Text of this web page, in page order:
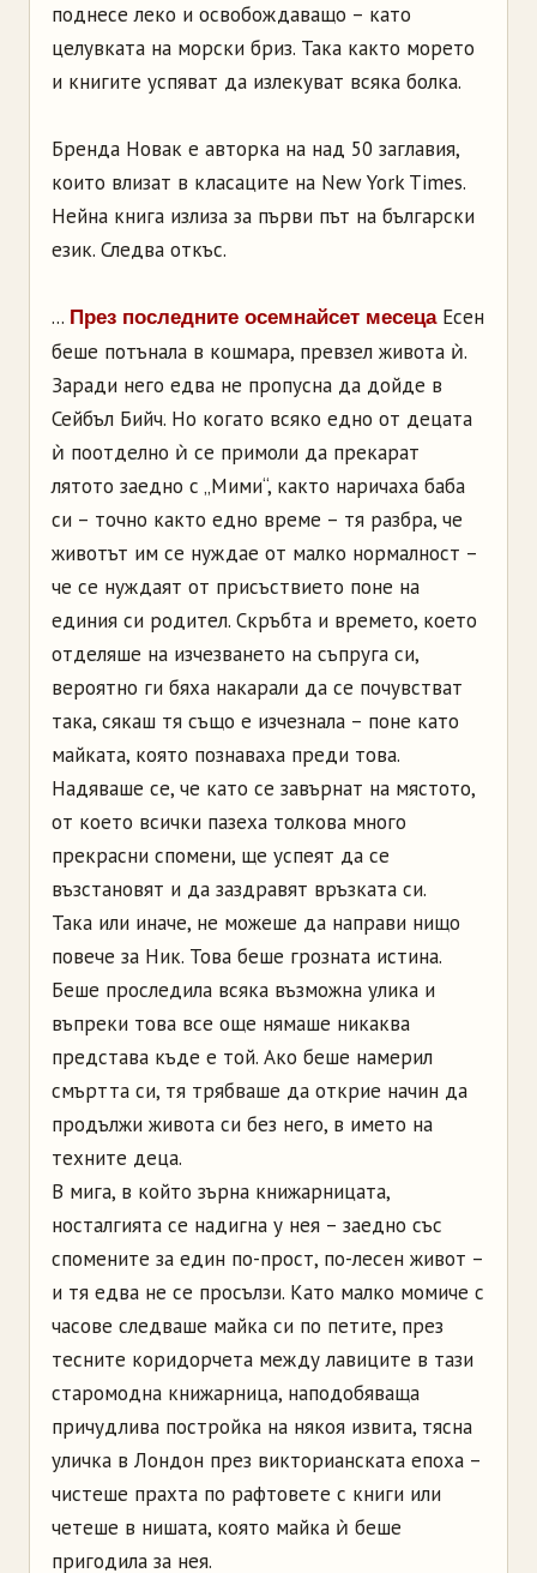
поднесе леко и освобождаващо – като
целувката на морски бриз. Така както морето
и книгите успяват да излекуват всяка болка.
Бренда Новак е авторка на над 50 заглавия,
които влизат в класаците на New York Times.
Нейна книга излиза за първи път на български
език. Следва откъс.
... През последните осемнайсет месецаЕсен
беше потънала в кошмара, превзел живота ѝ.
Заради него едва не пропусна да дойде в
Сейбъл Бийч. Но когато всяко едно от децата
ѝ поотделно ѝ се примоли да прекарат
лятото заедно с „Мими“, както наричаха баба
си – точно както едно време – тя разбра, че
животът им се нуждае от малко нормалност –
че се нуждаят от присъствието поне на
единия си родител. Скръбта и времето, което
отделяше на изчезването на съпруга си,
вероятно ги бяха накарали да се почувстват
така, сякаш тя също е изчезнала – поне като
майката, която познаваха преди това.
Надяваше се, че като се завърнат на мястото,
от което всички пазеха толкова много
прекрасни спомени, ще успеят да се
възстановят и да заздравят връзката си.
Така или иначе, не можеше да направи нищо
повече за Ник. Това беше грозната истина.
Беше проследила всяка възможна улика и
въпреки това все още нямаше никаква
представа къде е той. Ако беше намерил
смъртта си, тя трябваше да открие начин да
продължи живота си без него, в името на
техните деца.
В мига, в който зърна книжарницата,
носталгията се надигна у нея – заедно със
спомените за един по-прост, по-лесен живот –
и тя едва не се просълзи. Като малко момиче с
часове следваше майка си по петите, през
тесните коридорчета между лавиците в тази
старомодна книжарница, наподобяваща
причудлива постройка на някоя извита, тясна
уличка в Лондон през викторианската епоха –
чистеше прахта по рафтовете с книги или
четеше в нишата, която майка ѝ беше
пригодила за нея.